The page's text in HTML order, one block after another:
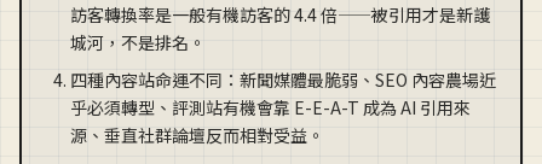
訪客轉換率是一般有機訪客的 4.4 倍——被引用才是新護
城河，不是排名。
四種內容站命運不同：新聞媒體最脆弱、SEO 內容農場近
乎必須轉型、評測站有機會靠 E-E-A-T 成為 AI 引用來
源、垂直社群論壇反而相對受益。